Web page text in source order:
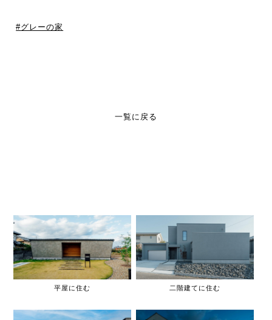
グレーの家
一覧に戻る
平屋に住む 二階建てに住む